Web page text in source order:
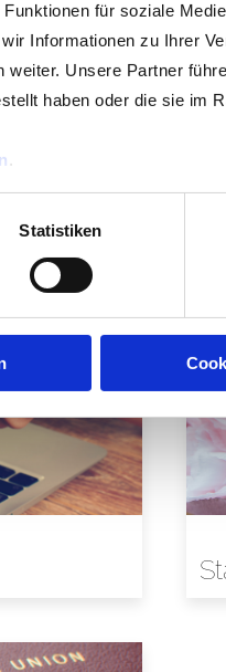
für soziale
Informationen zu Ihrer
Unsere Partner
haben oder die sie im
.
Statistiken